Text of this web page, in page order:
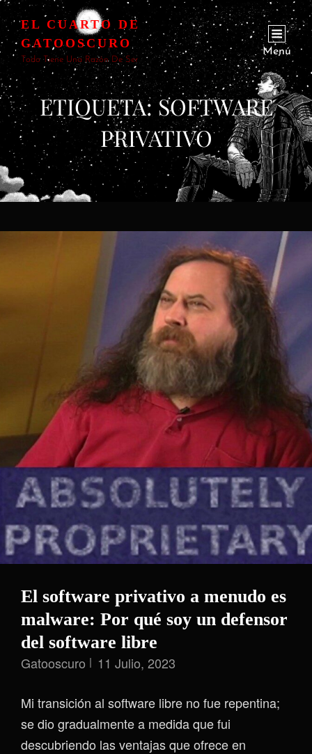
EL CUARTO DE
GATOOSCURO
Todo Tiene Una Razón De Ser
Menú
ETIQUETA: SOFTWARE
PRIVATIVO
El software privativo a menudo es
malware: Por qué soy un defensor
del software libre
Gatooscuro 11 Julio, 2023
Mi transición al software libre no fue repentina;
se dio gradualmente a medida que fui
descubriendo las ventajas que ofrece en